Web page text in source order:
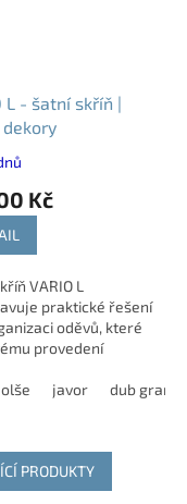
harmony modřín latté
L - šatní skříň |
Kč
VARIO L
praktické řešení
oděvů, které
provedení
interiérech. Kvalitní
olše javor dub
PRODUKTY